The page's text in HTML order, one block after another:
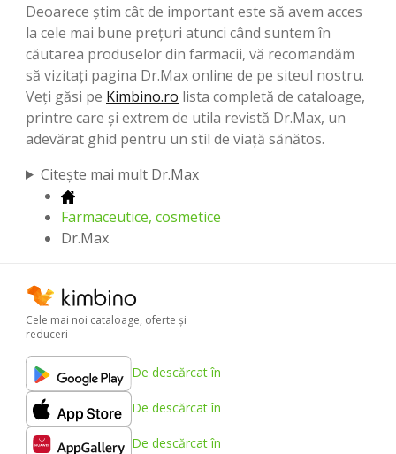
Deoarece știm cât de important este să avem acces
la cele mai bune prețuri atunci când suntem în
căutarea produselor din farmacii, vă recomandăm
să vizitați pagina Dr.Max online de pe siteul nostru.
Veți găsi pe Kimbino.ro lista completă de cataloage,
printre care și extrem de utila revistă Dr.Max, un
adevărat ghid pentru un stil de viață sănătos.
Citește mai mult Dr.Max
Farmaceutice, cosmetice
Dr.Max
Cele mai noi cataloage, oferte şi
reduceri
De descărcat în
De descărcat în
De descărcat în